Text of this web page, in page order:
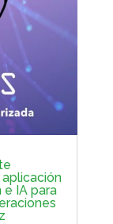
IA para